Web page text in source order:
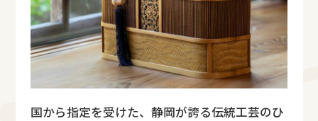
国から指定を受けた、静岡が誇る伝統工芸のひ